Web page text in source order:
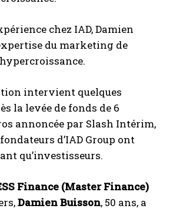
chez IAD, Damien
du marketing de
intervient quelques
la levée de fonds de 6
annoncée par Slash Intérim,
d’IAD Group ont
qu’investisseurs.
Finance (Master Finance)
Damien Buisson, 50 ans, a